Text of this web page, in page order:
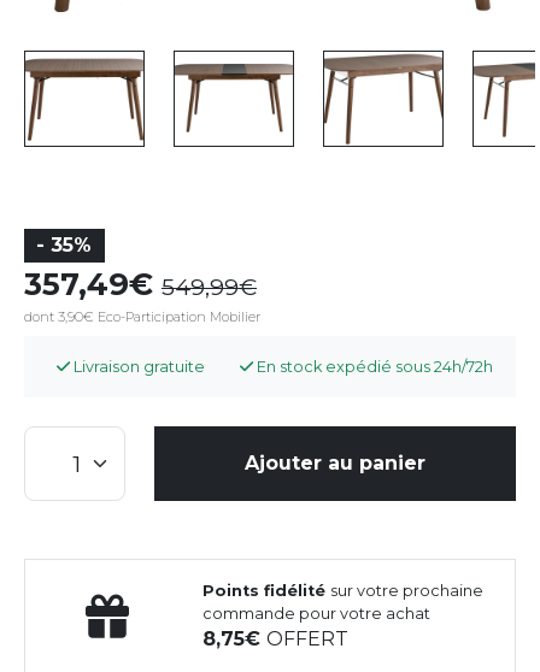
- 35%
357,49 549,99
dont 3,90€ Eco-Participation Mobilier
Livraison gratuite En stock expédié sous 24h/72h
Ajouter au panier
Points fidélité sur votre prochaine
commande pour votre achat
8,75OFFERT